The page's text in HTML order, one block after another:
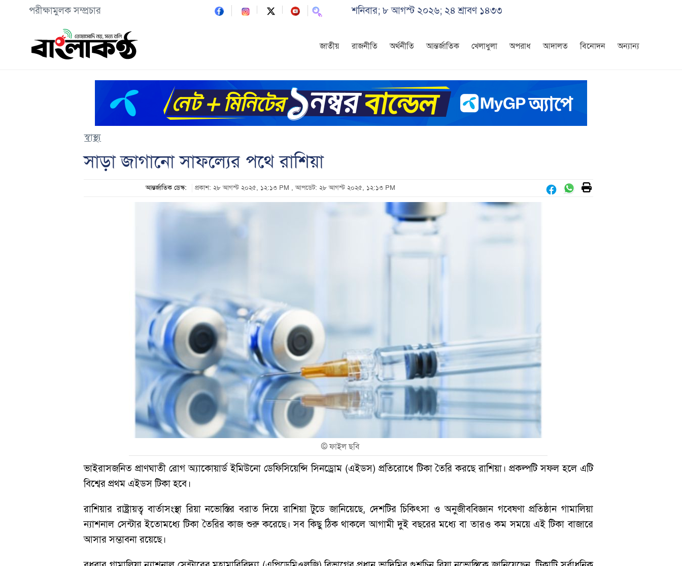
পরীক্ষামুলক সম্প্রচার শনিবার; ৮ আগস্ট ২০২৬; ২৪ শ্রাবণ ১৪৩৩
জাতীয় রাজনীতি অর্থনীতি আন্তর্জাতিক খেলাধুলা অপরাধ আদালত বিনোদন অন্যান্য
স্বাস্থ্য
সাড়া জাগানো সাফল্যের পথে রাশিয়া
আন্তর্জাতিক ডেস্ক: প্রকাশ: ২৮ আগস্ট ২০২৫, ১২:১৩ PM , আপডেট: ২৮ আগস্ট ২০২৫, ১২:১৩ PM
©ফাইল ছবি
ভাইরাসজনিত প্রাণঘাতী রোগ অ্যাকোয়ার্ড ইমিউনো ডেফিসিয়েন্সি সিনড্রোম (এইডস) প্রতিরোধে টিকা তৈরি করছে রাশিয়া। প্রকল্পটি সফল হলে এটি
বিশ্বের প্রথম এইডস টিকা হবে।
রাশিয়ার রাষ্ট্রায়ত্ব বার্তাসংস্থা রিয়া নভোস্তির বরাত দিয়ে রাশিয়া টুডে জানিয়েছে, দেশটির চিকিৎসা ও অনুজীববিজ্ঞান গবেষণা প্রতিষ্ঠান গামালিয়া
ন্যাশনাল সেন্টার ইতোমধ্যে টিকা তৈরির কাজ শুরু করেছে। সব কিছু ঠিক থাকলে আগামী দুই বছরের মধ্যে বা তারও কম সময়ে এই টিকা বাজারে
আসার সম্ভাবনা রয়েছে।